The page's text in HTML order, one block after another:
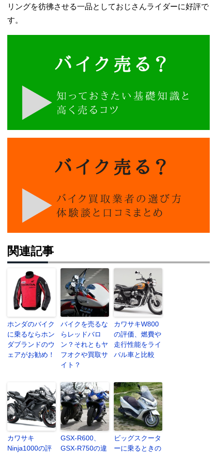
リングを彷彿させる一品としておじさんライダーに好評で
す。
関連記事
ホンダのバイク
に乗るならホン
ダブランドのウ
ェアがお勧め！
バイクを売るな
らレッドバロ
ン？それともヤ
フオクや買取サ
イト？
カワサキW800
の評価、燃費や
走行性能をライ
バル車と比較
カワサキ
Ninja1000の評
GSX-R600、
GSX-R750の違
ビッグスクータ
ーに乗るときの